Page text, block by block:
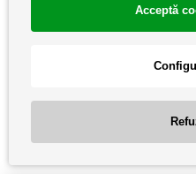
Acceptă